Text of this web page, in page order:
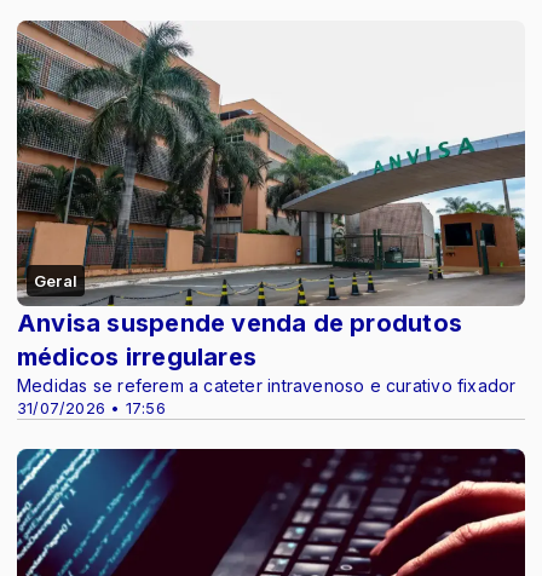
Geral
31/07/2026 • 17:56
Anvisa suspende venda de produtos
médicos irregulares
Medidas se referem a cateter intravenoso e curativo fixador